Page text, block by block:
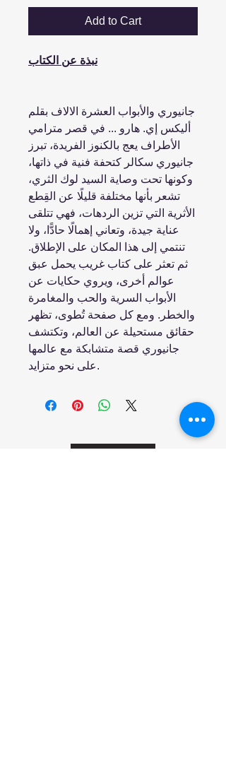
Add to Cart
نبذة عن الكتاب
جانيوري والأبواب العشرة الالاف بقلم
أليكس إي. هارو ... في قصر مترامي
الأطراف يعج بالكنوز الفريدة، تبرز
جانيوري سكالر كتحفة فنية في ذاتها،
وكونها تحت وصاية السيد لوك الثري،
تشعر بأنها مختلفة قليلًا عن القِطع
الأثرية التي تزين الردهات، فهي تتلقى
عناية جيدة، وتعاني إهمالًا حادًّا، ولا
تنتمي إلى هذا المكان على الإطلاق.
ثم تعثر على كتاب غريب يحمل عبق
عوالم أخرى، ويروي حكايات عن
الأبواب السرية والحب والمغامرة
والخطر. ومع كل صفحة تُطوى، تظهر
حقائق مستحيلة عن العالم، وتكتشف
جانيوري قصة متشابكة مع عالمها
على نحو متزايد.